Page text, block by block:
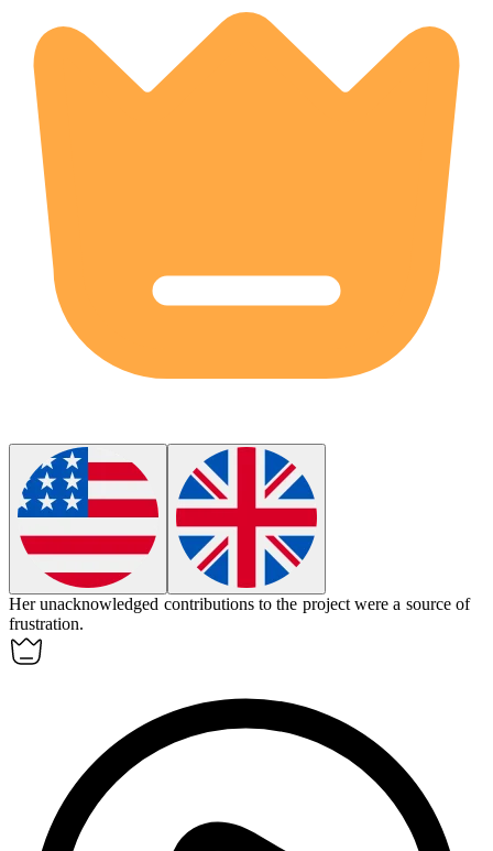
Herunacknowledged contributions to the project were a source of
frustration.